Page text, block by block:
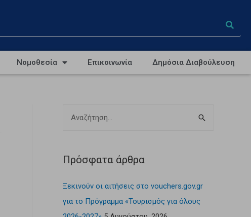
Νομοθεσία Επικοινωνία Δημόσια Διαβούλευση
Πρόσφατα άρθρα
Ξεκινούν οι αιτήσεις στο vouchers.gov.gr
για το Πρόγραμμα «Τουρισμός για όλους